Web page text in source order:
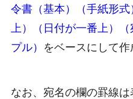
令書（基本）（手紙形
上）（日付が一番上）
プル） をベースにして作
なお、宛名の欄の罫線